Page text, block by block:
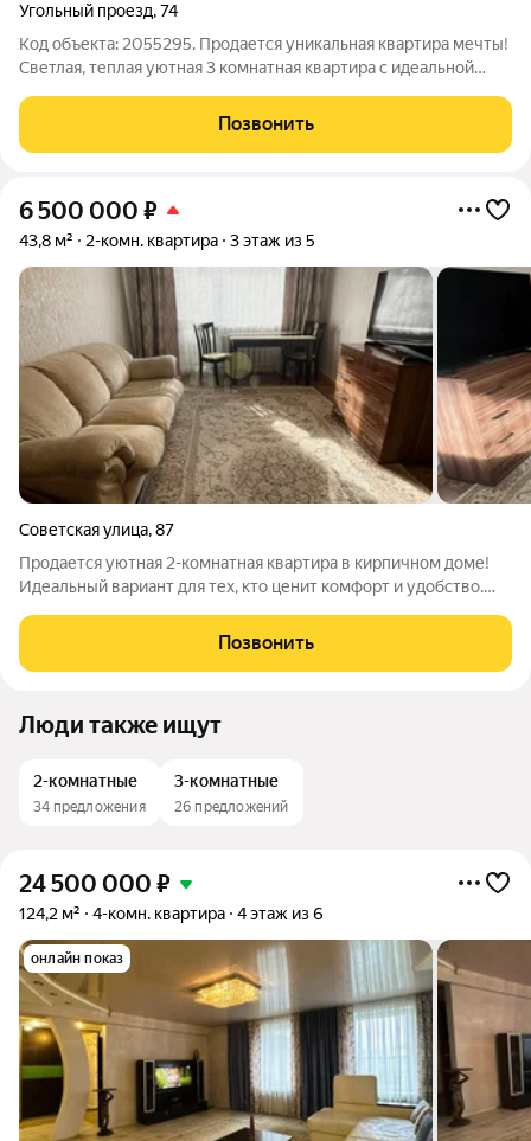
Угольный проезд,74
Код объекта: 2055295. Продается уникальная квартира мечты!
Светлая, теплая уютная 3 комнатная квартира с идеальной
этажного кирпичного дома . По адресу: Угольный проезд, 74
Что вы получите вместе
Позвонить
6 500 000 ₽
43,8 м² 2-комн. квартира 3 этаж из 5
Советская улица,87
Продается уютная 2-комнатная квартира в кирпичном доме!
Идеальный вариант для тех, кто ценит комфорт и удобство.
Раздельная, что обеспечивает приватность и
функциональность. Площадь: 43,8 кв.м. +
Позвонить
Люди также ищут
2-комнатные
34 предложения
3-комнатные
26 предложений
24 500 000 ₽
124,2 м² 4-комн. квартира 4 этаж из 6
онлайн показ